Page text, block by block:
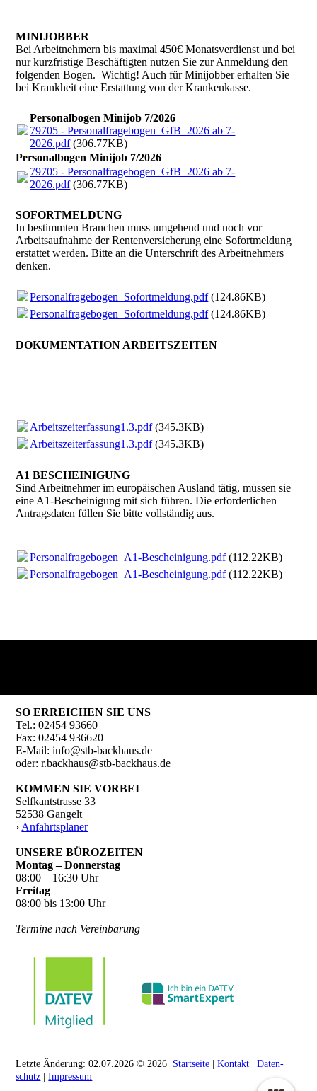
MINIJOBBER
Bei Arbeitnehmern bis maximal 450€ Monatsverdienst und bei
nur kurzfristige Beschäftigten nutzen Sie zur Anmeldung den
folgenden Bogen. Wichtig! Auch für Minijobber erhalten Sie
bei Krankheit eine Erstattung von der Krankenkasse.
Personalbogen Minijob 7/2026
79705 - Personalfragebogen_GfB_2026 ab 7-
2026.pdf(306.77KB)
Personalbogen Minijob 7/2026
79705 - Personalfragebogen_GfB_2026 ab 7-
2026.pdf(306.77KB)
SOFORT­MELDUNG
In bestimmten Branchen muss umgehend und noch vor
Arbeitsaufnahme der Rentenversicherung eine Sofortmeldung
erstattet werden. Bitte an die Unterschrift des Arbeitnehmers
denken.
Personalfragebogen_Sofortmeldung.pdf(124.86KB)
Personalfragebogen_Sofortmeldung.pdf(124.86KB)
DOKUMENTATION ARBEITSZEITEN
Arbeitszeiterfassung1.3.pdf(345.3KB)
Arbeitszeiterfassung1.3.pdf(345.3KB)
A1 BESCHEINIGUNG
Sind Arbeitnehmer im europäischen Ausland tätig, müssen sie
eine A1-Bescheinigung mit sich führen. Die erforderlichen
Antragsdaten füllen Sie bitte vollständig aus.
Personalfragebogen_A1-Bescheinigung.pdf(112.22KB)
Personalfragebogen_A1-Bescheinigung.pdf(112.22KB)
SO ERREICHEN SIE UNS
Tel.: 02454 93660
Fax: 02454 936620
E-Mail: info@stb-backhaus.de
oder: r.backhaus@stb-backhaus.de
KOMMEN SIE VORBEI
Selfkantstrasse 33
52538 Gangelt
› Anfahrtsplaner
UNSERE BÜROZEITEN
Montag – Donnerstag
08:00 – 16:30 Uhr
Freitag
08:00 bis 13:00 Uhr
Termine nach Vereinbarung
Letzte Änderung: 02.07.2026 © 2026 Startseite |Kontakt |Daten­
schutz |Impressum